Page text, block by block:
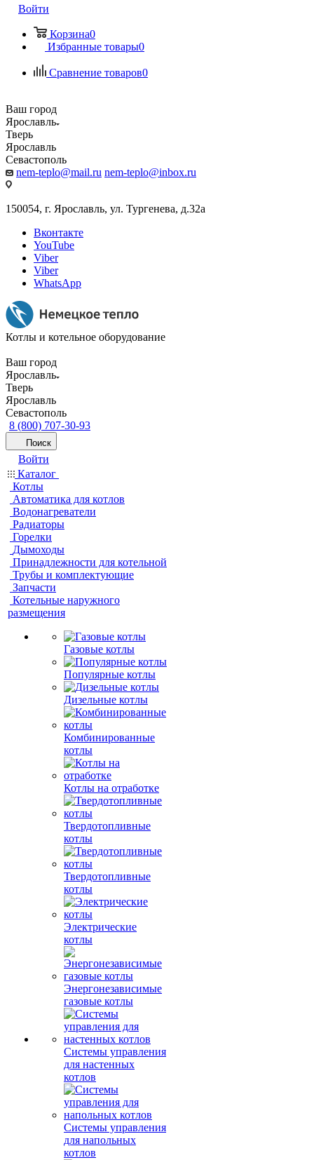
Войти
Корзина0
Избранные товары0
Сравнение товаров0
Ваш город
Ярославль
Тверь
Ярославль
Севастополь
nem-teplo@mail.ru nem-teplo@inbox.ru
150054, г. Ярославль, ул. Тургенева, д.32а
Вконтакте
YouTube
Viber
Viber
WhatsApp
Котлы и котельное оборудование
Ваш город
Ярославль
Тверь
Ярославль
Севастополь
8 (800) 707-30-93
Поиск
Войти
Каталог
Котлы
Автоматика для котлов
Водонагреватели
Радиаторы
Горелки
Дымоходы
Принадлежности для котельной
Трубы и комплектующие
Запчасти
Котельные наружного
размещения
Газовые котлы
Популярные котлы
Дизельные котлы
Комбинированные
котлы
Котлы на отработке
Твердотопливные
котлы
Твердотопливные
котлы
Электрические
котлы
Энергонезависимые
газовые котлы
Системы управления
для настенных
котлов
Системы управления
для напольных
котлов